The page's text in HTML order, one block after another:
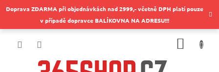
naDoprava ZDARMA při objednávkách nad 2999,- včetně DPH platí pouze
v případě dopravce BALÍKOVNA NA ADRESU!!!